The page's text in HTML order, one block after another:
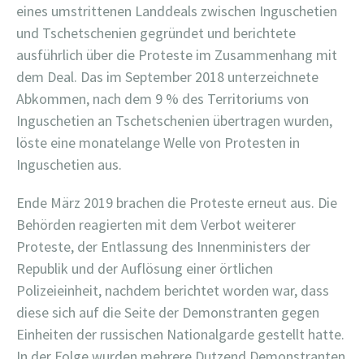
eines umstrittenen Landdeals zwischen Inguschetien
und Tschetschenien gegründet und berichtete
ausführlich über die Proteste im Zusammenhang mit
dem Deal. Das im September 2018 unterzeichnete
Abkommen, nach dem 9 % des Territoriums von
Inguschetien an Tschetschenien übertragen wurden,
löste eine monatelange Welle von Protesten in
Inguschetien aus.
Ende März 2019 brachen die Proteste erneut aus. Die
Behörden reagierten mit dem Verbot weiterer
Proteste, der Entlassung des Innenministers der
Republik und der Auflösung einer örtlichen
Polizeieinheit, nachdem berichtet worden war, dass
diese sich auf die Seite der Demonstranten gegen
Einheiten der russischen Nationalgarde gestellt hatte.